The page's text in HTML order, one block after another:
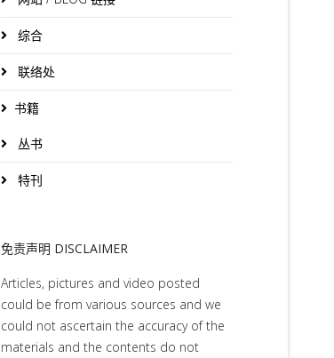
综合
联络处
书籍
丛书
特刊
免责声明 DISCLAIMER
Articles, pictures and video posted
could be from various sources and we
could not ascertain the accuracy of the
materials and the contents do not